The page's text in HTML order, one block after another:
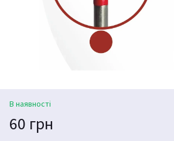
В наявності
60 грн